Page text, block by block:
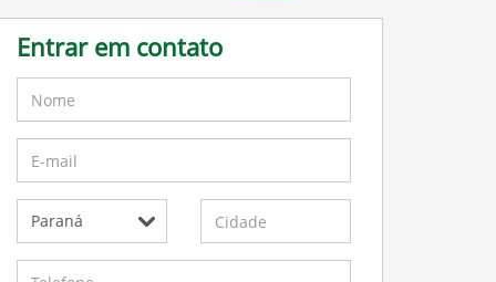
Entrar em contato